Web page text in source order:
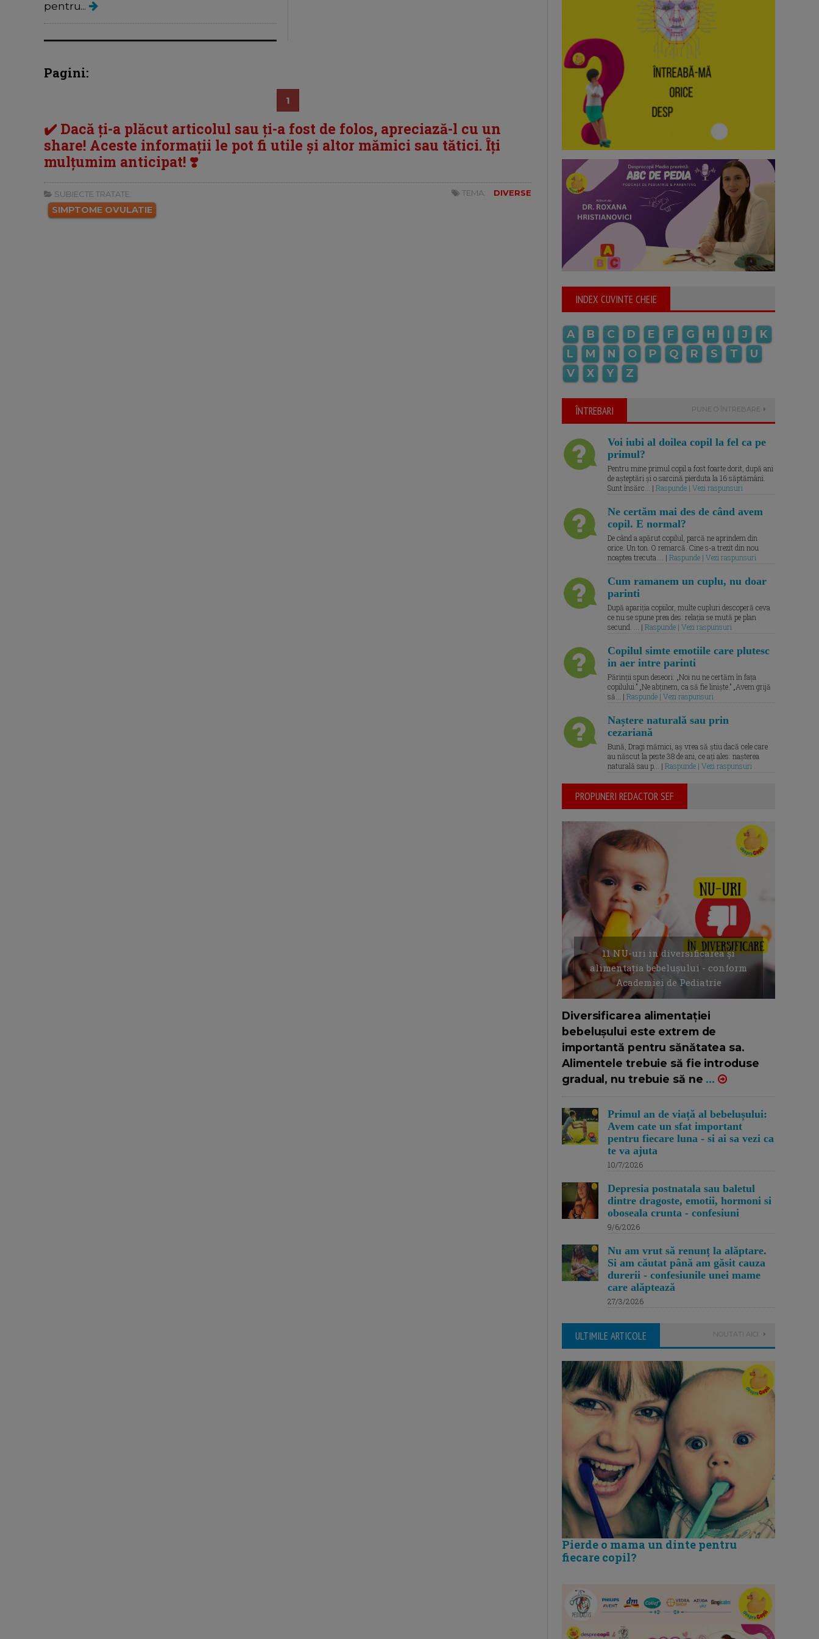
pentru...
Pagini:
1
✔️ Dacă ți-a plăcut articolul sau ți-a fost de folos, apreciază-l cu un
share! Aceste informații le pot fi utile și altor mămici sau tătici. Îți
mulțumim anticipat! ❣️
SUBIECTE TRATATE:
SIMPTOME OVULATIE
TEMA: DIVERSE
INDEX CUVINTE CHEIE
A B C D E F G H I J
K
L
M N O P Q R S T
U
V
X Y Z
ÎNTREBARI PUNE O ÎNTREBARE
Voi iubi al doilea copil la fel ca pe
primul?
Pentru mine primul copil a fost foarte dorit, după ani
de așteptări și o sarcină pierduta la 16 săptămâni.
Sunt însărc... | Raspunde | Vezi raspunsuri
Ne certăm mai des de când avem
copil. E normal?
De când a apărut copilul, parcă ne aprindem din
orice. Un ton. O remarcă. Cine s-a trezit din nou
noaptea trecuta.... | Raspunde | Vezi raspunsuri
Cum ramanem un cuplu, nu doar
parinti
După apariția copiilor, multe cupluri descoperă ceva
ce nu se spune prea des: relația se mută pe plan
secund. ... | Raspunde | Vezi raspunsuri
Copilul simte emotiile care plutesc
in aer intre parinti
Părinții spun deseori: „Noi nu ne certăm în fața
copilului.” „Ne abținem, ca să fie liniște.” „Avem grijă
să... | Raspunde | Vezi raspunsuri
Naștere naturală sau prin
cezariană
Bună, Dragi mămici, aș vrea să știu dacă cele care
au născut la peste 38 de ani, ce ați ales: nașterea
naturală sau p... | Raspunde | Vezi raspunsuri
PROPUNERI REDACTOR SEF
11 NU-uri in diversificarea și
alimentația bebelușului - conform
Academiei de Pediatrie
Diversificarea alimentației
bebelușului este extrem de
importantă pentru sănătatea sa.
Alimentele trebuie să fie introduse
gradual, nu trebuie să ne ...
Primul an de viață al bebelușului:
Avem cate un sfat important
pentru fiecare luna - si ai sa vezi ca
te va ajuta
10/7/2026
Depresia postnatala sau baletul
dintre dragoste, emotii, hormoni si
oboseala crunta - confesiuni
9/6/2026
Nu am vrut să renunț la alăptare.
Si am căutat până am găsit cauza
durerii - confesiunile unei mame
care alăptează
27/3/2026
ULTIMILE ARTICOLE NOUTATI AICI
Pierde o mama un dinte pentru
fiecare copil?